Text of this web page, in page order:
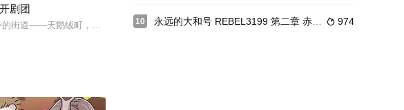
不久，香澄在古物商仓库中偶然看见了一把星型吉他、她心中那股封闭
剧团
的街道——天鹅绒町，这里有着被剧团成员们称之为天鹅绒之路的圣地。身为原舞台演员、因一纸
10  974
永远的大和号 REBEL3199 第二章 赤日的出击